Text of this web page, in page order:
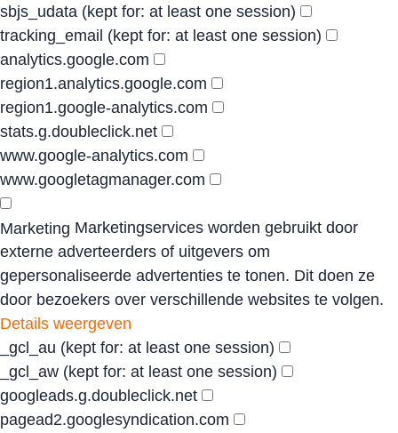
sbjs_udata (kept for: at least one session)
tracking_email (kept for: at least one session)
analytics.google.com
region1.analytics.google.com
region1.google-analytics.com
stats.g.doubleclick.net
www.google-analytics.com
www.googletagmanager.com
Marketing Marketingservices worden gebruikt door
externe adverteerders of uitgevers om
gepersonaliseerde advertenties te tonen. Dit doen ze
door bezoekers over verschillende websites te volgen.
Details weergeven
_gcl_au (kept for: at least one session)
_gcl_aw (kept for: at least one session)
googleads.g.doubleclick.net
pagead2.googlesyndication.com